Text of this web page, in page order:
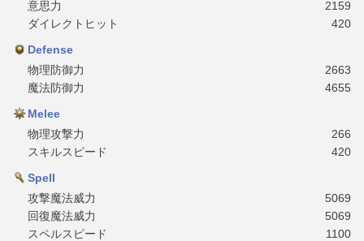
意思力
2159
ダイレクトヒット
420
Defense
物理防御力
2663
魔法防御力
4655
Melee
物理攻撃力
266
スキルスピード
420
Spell
攻撃魔法威力
5069
回復魔法威力
5069
スペルスピード
1100